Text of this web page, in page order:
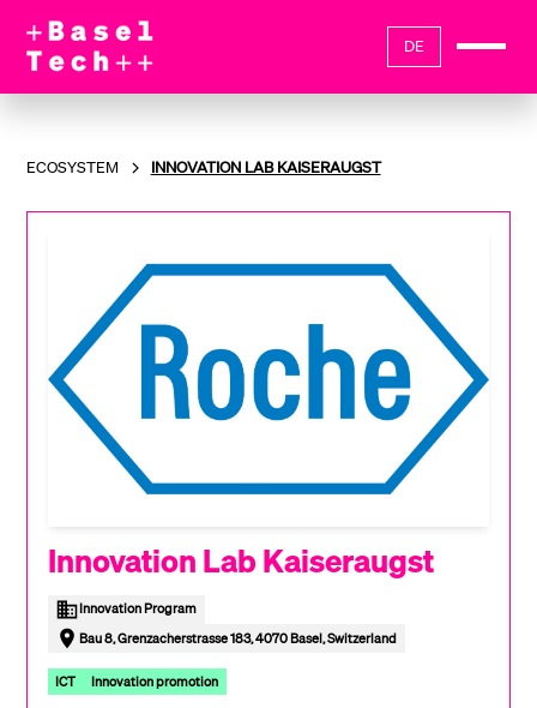
DE
ECOSYSTEM INNOVATION LAB KAISERAUGST
Innovation Lab Kaiseraugst
Innovation Program
Bau 8, Grenzacherstrasse 183, 4070 Basel, Switzerland
ICT Innovation promotion